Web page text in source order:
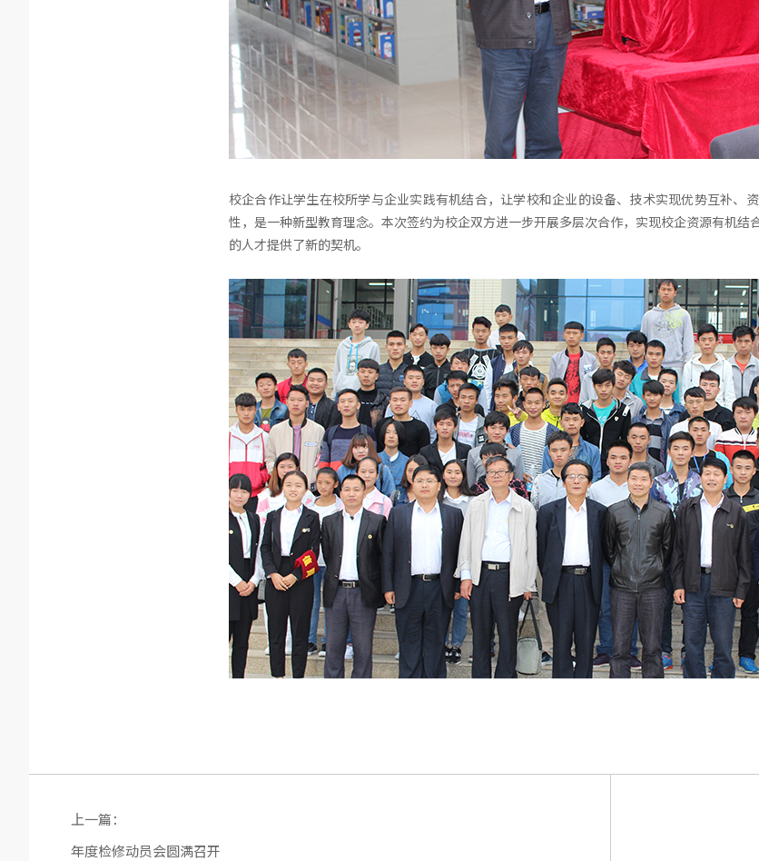
校企合作让学生在校所学与企业实践有机结合，让学校和企业的设备、技术实现优势互补、
性，是一种新型教育理念。本次签约为校企双方进一步开展多层次合作，实现校企资源有机结
的人才提供了新的契机。
上一篇：
年度检修动员会圆满召开